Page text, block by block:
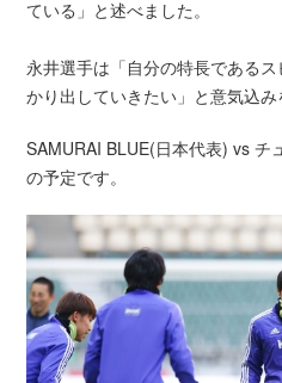
ている」と述べました。
永井選手は「自分の特長である
かり出していきたい」と意気込み
SAMURAI BLUE(日本代表) vs チ
の予定です。